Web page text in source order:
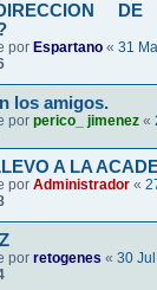
por Espartano « 31
los amigos.
por perico_ jimenez «
A LA
por Administrador «
por retogenes « 30